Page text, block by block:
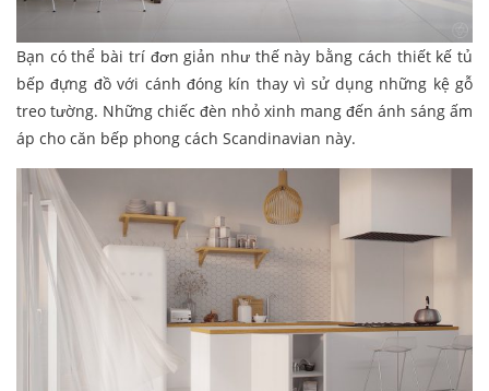
Bạn có thể bài trí đơn giản như thế này bằng cách thiết kế tủ
bếp đựng đồ với cánh đóng kín thay vì sử dụng những kệ gỗ
treo tường. Những chiếc đèn nhỏ xinh mang đến ánh sáng ấm
áp cho căn bếp phong cách Scandinavian này.